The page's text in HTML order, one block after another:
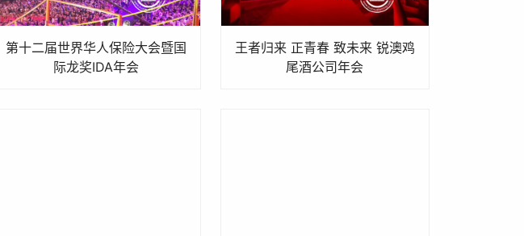
第十二届世界华人保险大会暨国
际龙奖IDA年会
王者归来 正青春 致未来 锐澳鸡
尾酒公司年会